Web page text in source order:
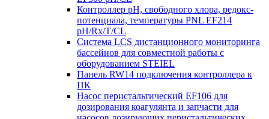
Контроллер рН, свободного хлора, редокс-
потенциала, температуры PNL EF214
pH/Rx/T/CL
Система LCS дистанционного мониторинга
бассейнов для совместной работы с
оборудованием STEIEL
Панель RW14 подключения контроллера к
ПК
Насос перистальтический EF106 для
дозирования коагулянта и запчасти для